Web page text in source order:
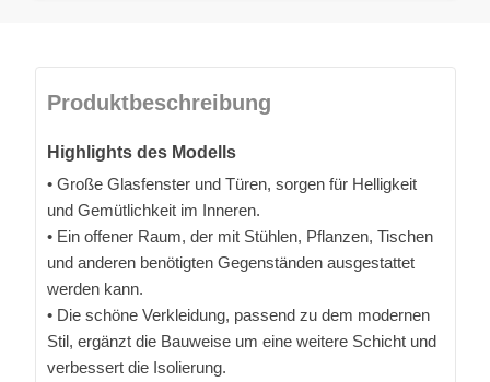
Produktbeschreibung
Highlights des Modells
• Große Glasfenster und Türen, sorgen für Helligkeit
und Gemütlichkeit im Inneren.
• Ein offener Raum, der mit Stühlen, Pflanzen, Tischen
und anderen benötigten Gegenständen ausgestattet
werden kann.
• Die schöne Verkleidung, passend zu dem modernen
Stil, ergänzt die Bauweise um eine weitere Schicht und
verbessert die Isolierung.